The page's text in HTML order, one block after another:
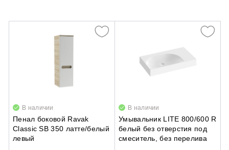
В наличии
Пенал боковой Ravak
Classic SB 350 латте/белый
левый
В наличии
Умывальник LITE 800/600 R
белый без отверстия под
смеситель, без перелива